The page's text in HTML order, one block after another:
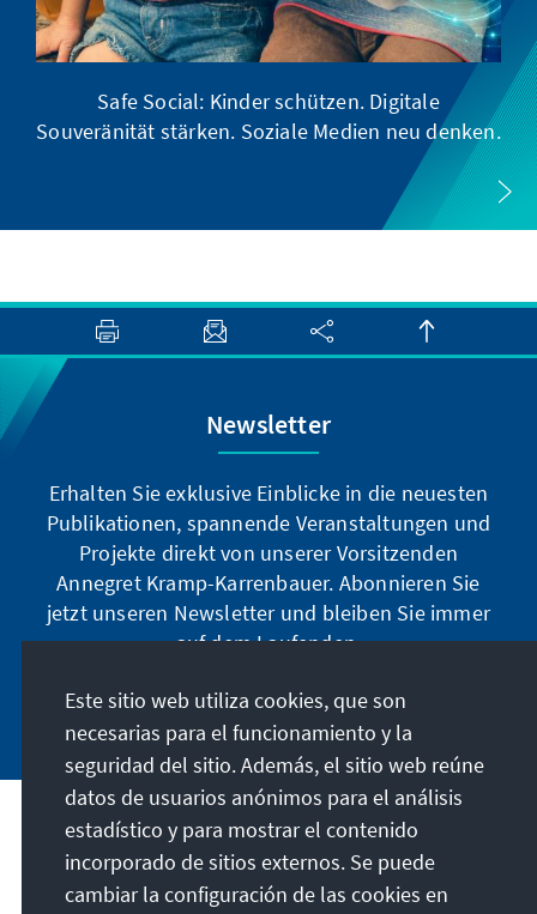
Safe Social: Kinder schützen. Digitale
Souveränität stärken. Soziale Medien neu denken.
Newsletter
Erhalten Sie exklusive Einblicke in die neuesten
Publikationen, spannende Veranstaltungen und
Projekte direkt von unserer Vorsitzenden
Annegret Kramp-Karrenbauer. Abonnieren Sie
jetzt unseren Newsletter und bleiben Sie immer
auf dem Laufenden.
Jetzt abonnieren
Nuestra misión
Contacto
Este sitio web utiliza cookies, que son
necesarias para el funcionamiento y la
seguridad del sitio. Además, el sitio web reúne
datos de usuarios anónimos para el análisis
estadístico y para mostrar el contenido
incorporado de sitios externos. Se puede
cambiar la configuración de las cookies en